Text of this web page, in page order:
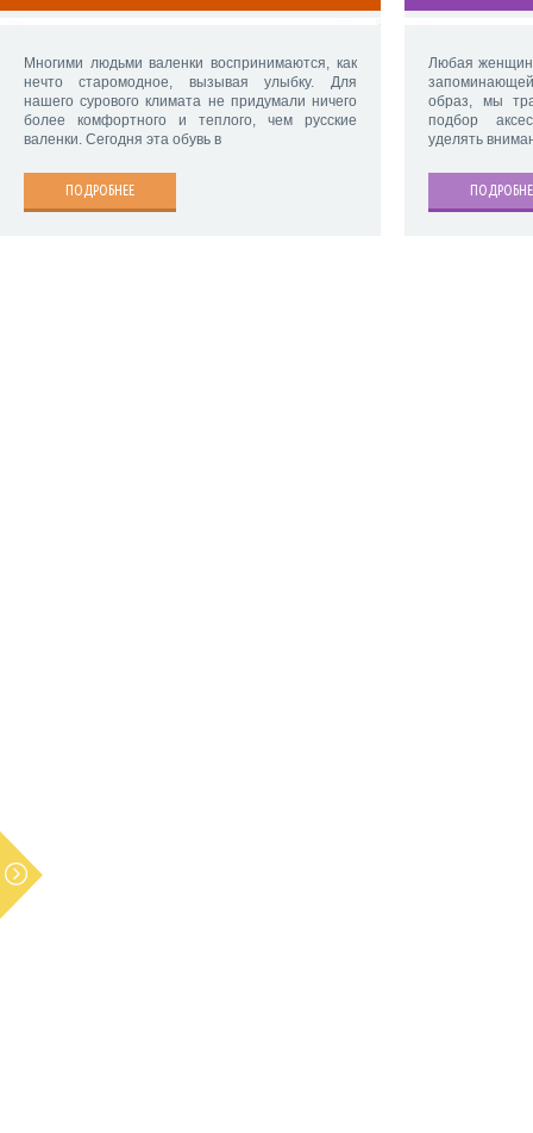
Многими людьми валенки воспринимаются, как
нечто старомодное, вызывая улыбку. Для
нашего сурового климата не придумали ничего
более комфортного и теплого, чем русские
валенки. Сегодня эта обувь в
ПОДРОБНЕЕ
Любая
образ, мы
подбор
уделять